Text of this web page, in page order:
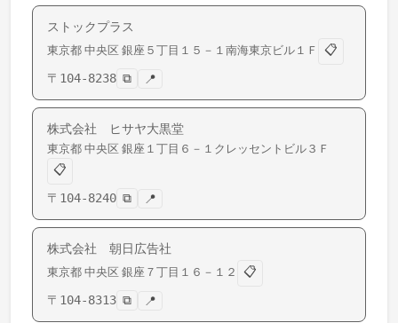
ストックプラス
東京都 中央区 銀座 ５丁目１５－１南海東京ビル１Ｆ
📋
〒 104-8238 ⧉ 📍
株式会社 ヒサヤ大黒堂
東京都 中央区 銀座 １丁目６－１クレッセントビル３Ｆ
📋
〒 104-8240 ⧉ 📍
株式会社 朝日広告社
東京都 中央区 銀座 ７丁目１６－１２
📋
〒 104-8313 ⧉ 📍